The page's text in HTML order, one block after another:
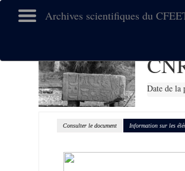
Archives scientifiques du
Date de la
Consulter le document Information sur les